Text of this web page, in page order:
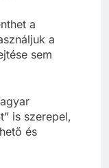
a
a
sem
is szerepel,
és